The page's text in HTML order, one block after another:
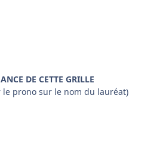
DE CETTE GRILLE
prono sur le nom du lauréat)